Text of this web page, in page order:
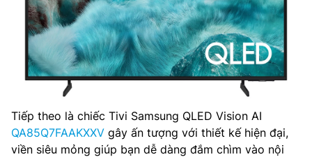
Tiếp theo là chiếc Tivi Samsung QLED Vision AI
QA85Q7FAAKXXV gây ấn tượng với thiết kế hiện đại,
viền siêu mỏng giúp bạn dễ dàng đắm chìm vào nội